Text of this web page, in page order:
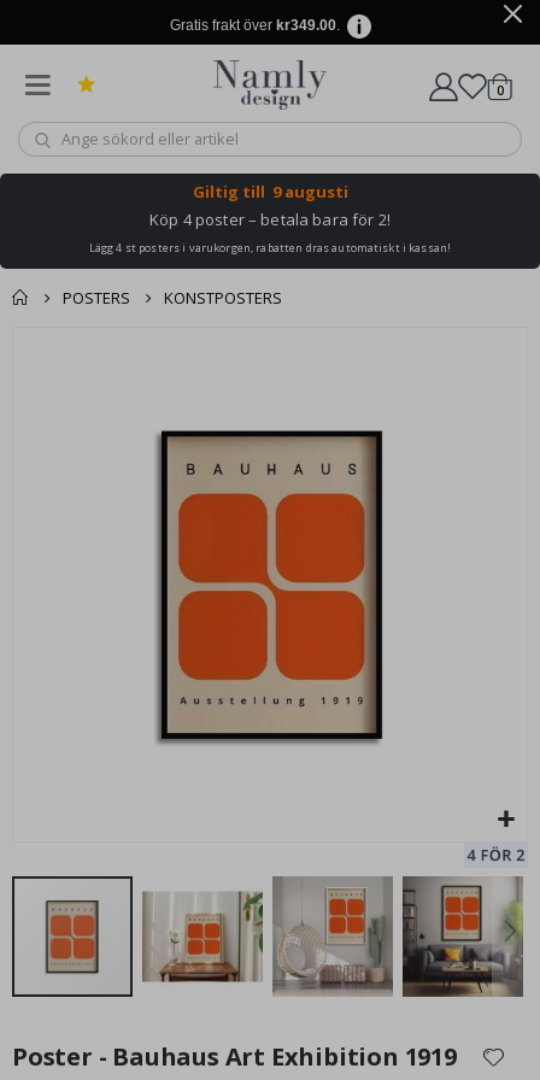
Gratis frakt över kr349.00.
0
Giltig till 9 augusti
Köp 4 poster – betala bara för 2!
Lägg 4 st posters i varukorgen, rabatten dras automatiskt i kassan!
POSTERS
KONSTPOSTERS
början
Poster - Bauhaus Art Exhibition 1919